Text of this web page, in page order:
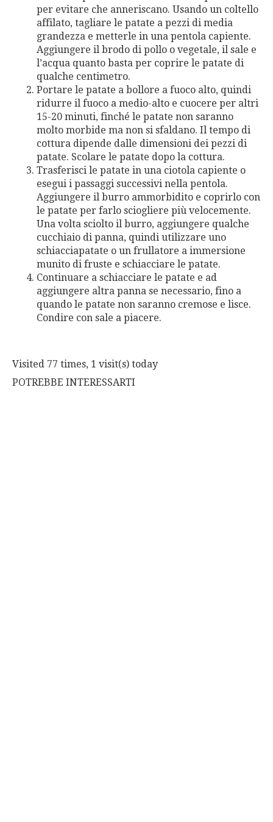
per evitare che anneriscano. Usando un coltello
affilato, tagliare le patate a pezzi di media
grandezza e metterle in una pentola capiente.
Aggiungere il brodo di pollo o vegetale, il sale e
l’acqua quanto basta per coprire le patate di
qualche centimetro.
Portare le patate a bollore a fuoco alto, quindi
ridurre il fuoco a medio-alto e cuocere per altri
15-20 minuti, finché le patate non saranno
molto morbide ma non si sfaldano. Il tempo di
cottura dipende dalle dimensioni dei pezzi di
patate. Scolare le patate dopo la cottura.
Trasferisci le patate in una ciotola capiente o
esegui i passaggi successivi nella pentola.
Aggiungere il burro ammorbidito e coprirlo con
le patate per farlo sciogliere più velocemente.
Una volta sciolto il burro, aggiungere qualche
cucchiaio di panna, quindi utilizzare uno
schiacciapatate o un frullatore a immersione
munito di fruste e schiacciare le patate.
Continuare a schiacciare le patate e ad
aggiungere altra panna se necessario, fino a
quando le patate non saranno cremose e lisce.
Condire con sale a piacere.
Visited 77 times, 1 visit(s) today
POTREBBE INTERESSARTI